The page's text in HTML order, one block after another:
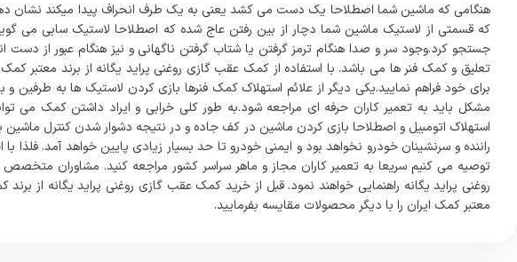
هنگامی که ماشین شما اصطلاحا یک دست می کشد یعنی به یک طرف انحراف پیدا میکند نشان
که قسمتی از لاستیک ماشین شما دچار از بین رفتن عاج شده که اصطلاحا لاستیک سابی می
جستجو کرد.وجود سر و صدا هنگام ترمز گرفتن یا شتاب گرفتن ناگهانی و نیز هنگام عبور از
تعلیق و کمک فنر ها می باشد. با استفاده از کمک عقب گازی روغنی پراید یگانه از برند معتبر کمک
برای خود فراهم نمایید.یکی دیگر از علائم استهلاک کمک فنرها بازی کردن لاستیک ها به طرفین
مشکل باید به تعمیر کاران حرفه ای مراجعه شود.به طور کلی خرابی و ایراد داشتن کمک می
استهلاک اتومبیل و اصطلاحا بازی کردن ماشین در کف جاده و در نتیجه دشوار شدن کنترل
راننده و سرنشینان خودرو نخواهد بود و ایمنی خودرو تا حد بسیار زیادی پایین خواهد آمد. فلذا
توصیه می کنیم سریعا به تعمیر کاران مجاز و ماهر سراسر کشور مراجعه کنید. مشاوران متخصص
روغنی پراید یگانه راهنمایی خواهند نمود. قبل از خرید کمک عقب گازی روغنی پراید یگانه از
معتبر کمک ایران را با دیگر محصولات مقایسه بفرمایید.